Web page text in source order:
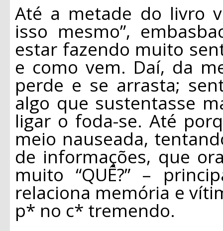
Até a metade do livro
isso mesmo”,
estar fazendo muito
e como vem. Daí, da
perde e se arrasta;
algo que sustentasse
ligar o foda-se. Até
meio nauseada,
de informações, que
muito “QUÊ?” –
relaciona memória e
p* no c* tremendo.